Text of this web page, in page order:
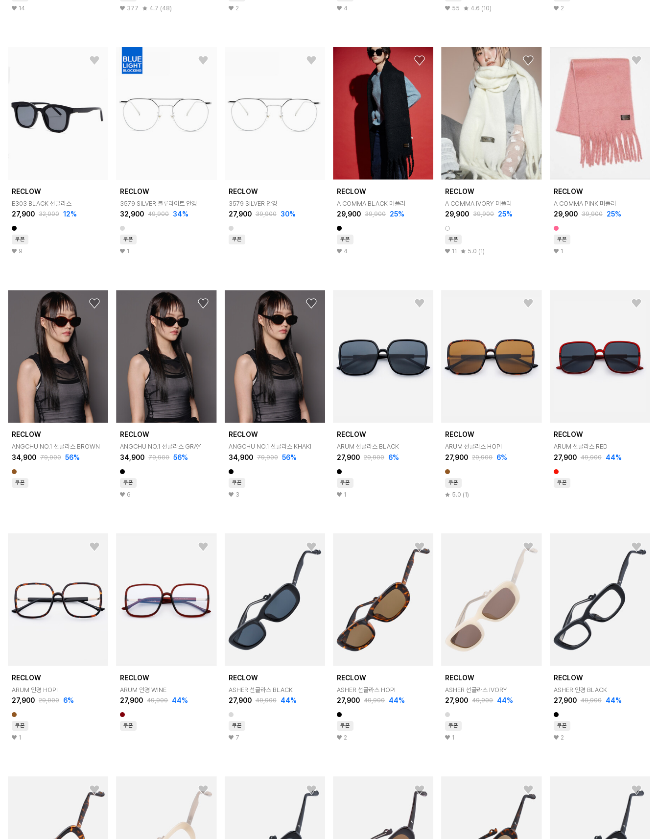
14 377 4.7 (48) 2 4 55 4.6 (10) 2
RECLOW
E303 BLACK 선글라스
27,900 32,000 12%
쿠폰
9
RECLOW
3579 SILVER 블루라이트 안경
32,900 49,900 34%
쿠폰
1
RECLOW
3579 SILVER 안경
27,900 39,900 30%
쿠폰
RECLOW
A COMMA BLACK 머플러
29,900 39,900 25%
쿠폰
4
RECLOW
A COMMA IVORY 머플러
29,900 39,900 25%
쿠폰
11 5.0 (1)
RECLOW
A COMMA PINK 머플러
29,900 39,900 25%
쿠폰
1
RECLOW
ANGCHU NO.1 선글라스 BROWN
34,900 79,900 56%
쿠폰
RECLOW
ANGCHU NO.1 선글라스 GRAY
34,900 79,900 56%
쿠폰
6
RECLOW
ANGCHU NO.1 선글라스 KHAKI
34,900 79,900 56%
쿠폰
3
RECLOW
ARUM 선글라스 BLACK
27,900 29,900 6%
쿠폰
1
RECLOW
ARUM 선글라스 HOPI
27,900 29,900 6%
쿠폰
5.0 (1)
RECLOW
ARUM 선글라스 RED
27,900 49,900 44%
쿠폰
RECLOW
ARUM 안경 HOPI
27,900 29,900 6%
쿠폰
1
RECLOW
ARUM 안경 WINE
27,900 49,900 44%
쿠폰
RECLOW
ASHER 선글라스 BLACK
27,900 49,900 44%
쿠폰
7
RECLOW
ASHER 선글라스 HOPI
27,900 49,900 44%
쿠폰
2
RECLOW
ASHER 선글라스 IVORY
27,900 49,900 44%
쿠폰
1
RECLOW
ASHER 안경 BLACK
27,900 49,900 44%
쿠폰
2